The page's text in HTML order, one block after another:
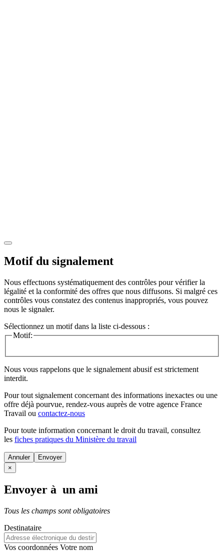
Motif du signalement
Nous effectuons systématiquement des contrôles pour vérifier la
légalité et la conformité des offres que nous diffusons. Si malgré ces
contrôles vous constatez des contenus inappropriés, vous pouvez
nous le signaler.
Sélectionnez un motif dans la liste ci-dessous :
Motif:
Nous vous rappelons que le signalement abusif est strictement
interdit.
Pour tout signalement concernant des informations inexactes ou une
offre déjà pourvue, rendez-vous auprès de votre agence France
Travail ou contactez-nous
Pour toute information concernant le droit du travail, consultez
les fiches pratiques du Ministère du travail
Annuler
×
Envoyer à un ami
Tous les champs sont obligatoires
Destinataire
Vos coordonnées Votre nom